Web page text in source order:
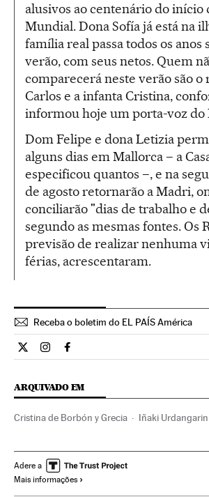
alusivos ao centenário do início
Mundial. Dona Sofía já está na
família real passa todos os anos
verão, com seus netos. Quem
comparecerá neste verão são o
Carlos e a infanta Cristina,
informou hoje um porta-voz do
Dom Felipe e dona Letizia
alguns dias em Mallorca – a
especificou quantos –, e na
de agosto retornarão a Madri,
conciliarão "dias de trabalho e
segundo as mesmas fontes. Os
previsão de realizar nenhuma
férias, acrescentaram.
Receba o boletim do EL PAÍS América
Internacional El País Brasil en Twitter
Internacional El País Brasil en
Internacional El País Brasil en
ARQUIVADO EM
Cristina de Borbón y Grecia Iñaki Urdangarin
Adere a
Mais informações